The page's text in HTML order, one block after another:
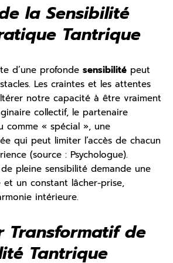
la Sensibilité
Tantrique
d’une profonde sensibilité peut
Les craintes et les attentes
notre capacité à être vraiment
collectif, le partenaire
comme « spécial », une
qui peut limiter l’accès de chacun
(source : Psychologue).
pleine sensibilité demande une
un constant lâcher-prise,
intérieure.
Transformatif de
Tantrique